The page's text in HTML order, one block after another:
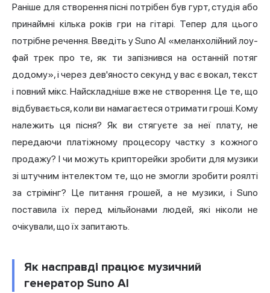
Раніше для створення пісні потрібен був гурт, студія або
принаймні кілька років гри на гітарі. Тепер для цього
потрібне речення. Введіть у Suno AI «меланхолійний лоу-
фай трек про те, як ти запізнився на останній потяг
додому», і через дев'яносто секунд у вас є вокал, текст
і повний мікс. Найскладніше вже не створення. Це те, що
відбувається, коли ви намагаєтеся отримати гроші. Кому
належить ця пісня? Як ви стягуєте за неї плату, не
передаючи платіжному процесору частку з кожного
продажу? І чи можуть крипторейки зробити для музики
зі штучним інтелектом те, що не змогли зробити роялті
за стрімінг? Це питання грошей, а не музики, і Suno
поставила їх перед мільйонами людей, які ніколи не
очікували, що їх запитають.
Як насправді працює музичний
генератор Suno AI